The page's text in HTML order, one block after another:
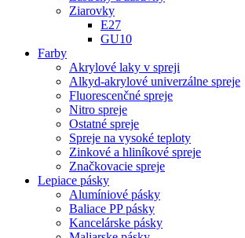
Ziarovky
E27
GU10
Farby
Akrylové laky v spreji
Alkyd-akrylové univerzálne spreje
Fluorescenčné spreje
Nitro spreje
Ostatné spreje
Spreje na vysoké teploty
Zinkové a hliníkové spreje
Značkovacie spreje
Lepiace pásky
Alumíniové pásky
Baliace PP pásky
Kancelárske pásky